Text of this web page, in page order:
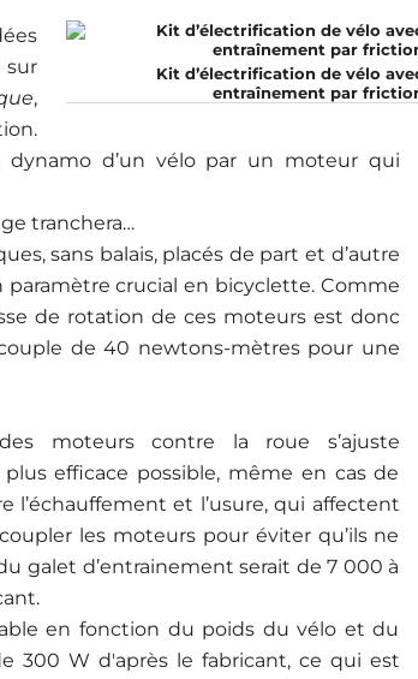
Kit d’électrification de vélo
entraînement par
sur
,
d’un vélo par un moteur qui
tranchera…
sans balais, placés de part et d’autre
paramètre crucial en bicyclette. Comme
de rotation de ces moteurs est donc
de 40 newtons-mètres pour une
moteurs contre la roue s’ajuste
efficace possible, même en cas de
et l’usure, qui affectent
les moteurs pour éviter qu’ils ne
galet d’entrainement serait de 7 000 à
en fonction du poids du vélo et du
300 W d'après le fabricant, ce qui est